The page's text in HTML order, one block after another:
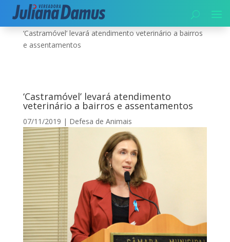
Início|Meio Ambiente|
‘Castramóvel’ levará atendimento veterinário a bairros
e assentamentos
‘Castramóvel’ levará atendimento
veterinário a bairros e assentamentos
07/11/2019 | Defesa de Animais